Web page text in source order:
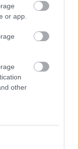
or app.
other
éve vannak
hónap
ami nem